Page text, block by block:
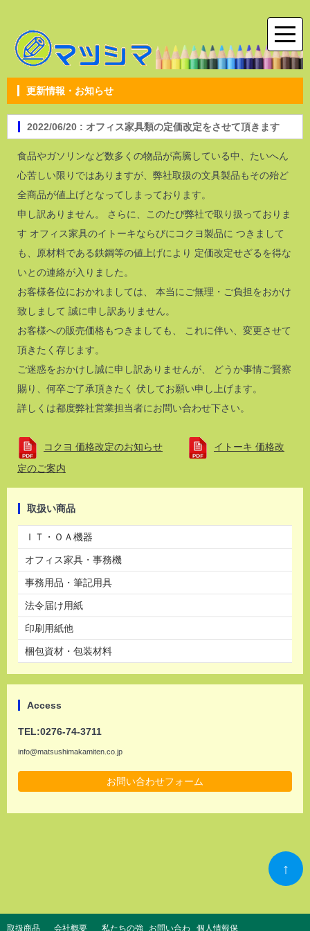
更新情報・お知らせ
2022/06/20 : オフィス家具類の定価改定をさせて頂きます
食品やガソリンなど数多くの物品が高騰している中、たいへん
心苦しい限りではありますが、弊社取扱の文具製品もその殆ど
全商品が値上げとなってしまっております。
申し訳ありません。 さらに、このたび弊社で取り扱っておりま
す オフィス家具のイトーキならびにコクヨ製品に つきまして
も、原材料である鉄鋼等の値上げにより 定価改定せざるを得な
いとの連絡が入りました。
お客様各位におかれましては、 本当にご無理・ご負担をおかけ
致しまして 誠に申し訳ありません。
お客様への販売価格もつきましても、 これに伴い、変更させて
頂きたく存じます。
ご迷惑をおかけし誠に申し訳ありませんが、 どうか事情ご賢察
賜り、何卒ご了承頂きたく 伏してお願い申し上げます。
詳しくは都度弊社営業担当者にお問い合わせ下さい。
コクヨ 価格改定のお知らせ
イトーキ 価格改
定のご案内
取扱い商品
ＩＴ・ＯＡ機器
オフィス家具・事務機
事務用品・筆記用具
法令届け用紙
印刷用紙他
梱包資材・包装材料
Access
TEL:0276-74-3711
info@matsushimakamiten.co.jp
お問い合わせフォーム
↑
取扱商品 会社概要 私たちの強 お問い合わ 個人情報保